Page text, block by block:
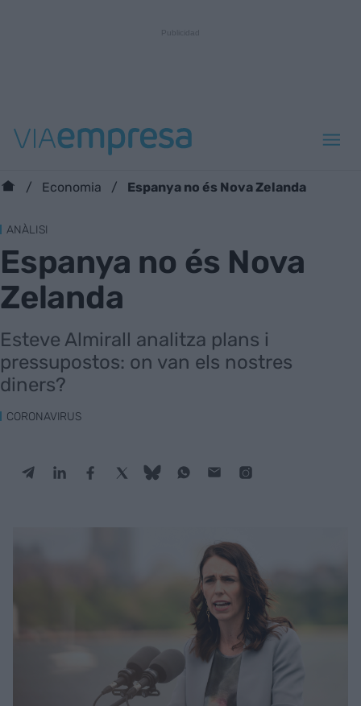
Economia Espanya no és Nova Zelanda
ANÀLISI
Espanya no és Nova
Zelanda
Esteve Almirall analitza plans i
pressupostos: on van els nostres
diners?
CORONAVIRUS